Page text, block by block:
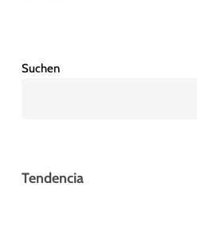
Suchen
Tendencia